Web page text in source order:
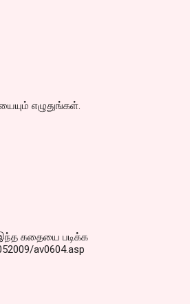
எழுதுங்கள்.
கதையை படிக்க
av0604.asp